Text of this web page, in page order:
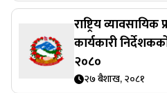
राष्ट्रिय व्यावसायिक
कार्यकारी
२०८०
२७ बैशाख, २०८१